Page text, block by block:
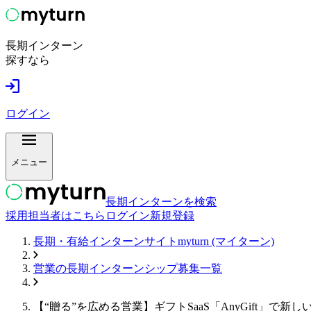
長期インターン
探すなら
ログイン
メニュー
長期インターンを検索
採用担当者はこちら ログイン新規登録
長期・有給インターンサイトmyturn (マイターン)
営業の長期インターンシップ募集一覧
【“贈る”を広める営業】ギフトSaaS「AnyGift」で新し